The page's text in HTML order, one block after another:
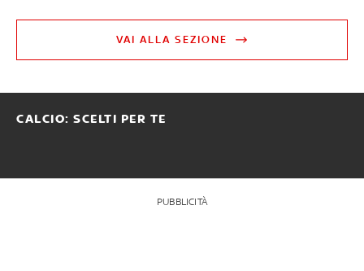
VAI ALLA SEZIONE
CALCIO: SCELTI PER TE
PUBBLICITÀ